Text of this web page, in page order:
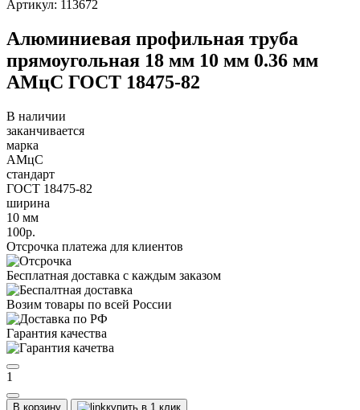
Артикул: 113672
Алюминиевая профильная труба
прямоугольная 18 мм 10 мм 0.36 мм
АМцС ГОСТ 18475-82
В наличии
заканчивается
марка
АМцС
стандарт
ГОСТ 18475-82
ширина
10 мм
100р.
Отсрочка платежа для клиентов
Бесплатная доставка с каждым заказом
Возим товары по всей России
Гарантия качества
1
В корзину купить в 1 клик